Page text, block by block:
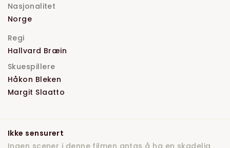
Nasjonalitet
Norge
Regi
Hallvard Bræin
Skuespillere
Håkon Bleken
Margit Slaatto
Ikke sensurert